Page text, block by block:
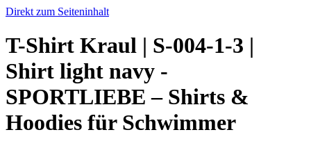
Direkt zum Seiteninhalt
T-Shirt Kraul | S-004-1-3 |
Shirt light navy -
SPORTLIEBE – Shirts &
Hoodies für Schwimmer